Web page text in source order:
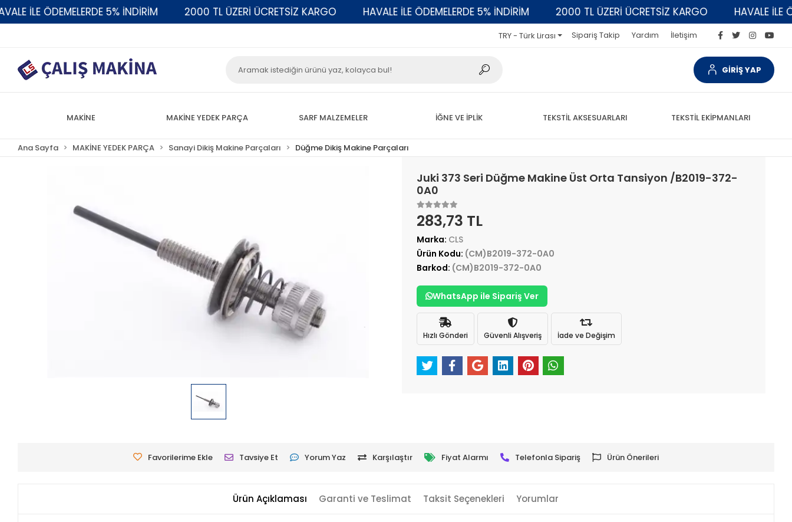
İLE ÖDEMELERDE 5% İNDİRİM 2000 TL ÜZERİ ÜCRETSİZ KARGO HAVALE İLE ÖDEMELERDE 5% İNDİRİM 2000 TL ÜZERİ ÜCRETSİZ KARGO HAVALE İLE
TRY - Türk Lirası Sipariş Takip Yardım İletişim
GİRİŞ YAP
MAKİNE MAKİNE YEDEK PARÇA SARF MALZEMELER İĞNE VE İPLİK TEKSTİL AKSESUARLARI TEKSTİL EKİPMANLARI
Ana Sayfa MAKİNE YEDEK PARÇA Sanayi Dikiş Makine Parçaları Düğme Dikiş Makine Parçaları
Juki 373 Seri Düğme Makine Üst Orta Tansiyon /B2019-372-
0A0
283,73 TL
Marka: CLS
Ürün Kodu: (CM)B2019-372-0A0
Barkod: (CM)B2019-372-0A0
WhatsApp ile Sipariş Ver
Hızlı Gönderi Güvenli Alışveriş İade ve Değişim
Favorilerime Ekle Tavsiye Et Yorum Yaz Karşılaştır Fiyat Alarmı Telefonla Sipariş Ürün Önerileri
Ürün Açıklaması Garanti ve Teslimat Taksit Seçenekleri Yorumlar